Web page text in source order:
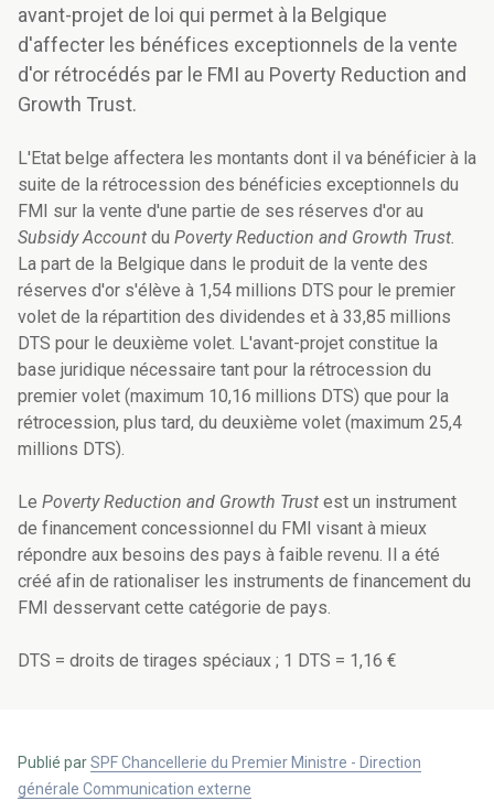
avant-projet de loi qui permet à la Belgique
d'affecter les bénéfices exceptionnels de la vente
d'or rétrocédés par le FMI au Poverty Reduction and
Growth Trust.
L'Etat belge affectera les montants dont il va bénéficier à la
suite de la rétrocession des bénéficies exceptionnels du
FMI sur la vente d'une partie de ses réserves d'or au
Subsidy Account du Poverty Reduction and Growth Trust.
La part de la Belgique dans le produit de la vente des
réserves d'or s'élève à 1,54 millions DTS pour le premier
volet de la répartition des dividendes et à 33,85 millions
DTS pour le deuxième volet. L'avant-projet constitue la
base juridique nécessaire tant pour la rétrocession du
premier volet (maximum 10,16 millions DTS) que pour la
rétrocession, plus tard, du deuxième volet (maximum 25,4
millions DTS).
Le Poverty Reduction and Growth Trust est un instrument
de financement concessionnel du FMI visant à mieux
répondre aux besoins des pays à faible revenu. Il a été
créé afin de rationaliser les instruments de financement du
FMI desservant cette catégorie de pays.
DTS = droits de tirages spéciaux ; 1 DTS = 1,16 €
Publié parSPF Chancellerie du Premier Ministre - Direction
générale Communication externe